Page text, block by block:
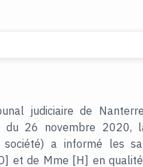
judiciaire de
26 novembre 2020,
a informé les
et de Mme [H] en